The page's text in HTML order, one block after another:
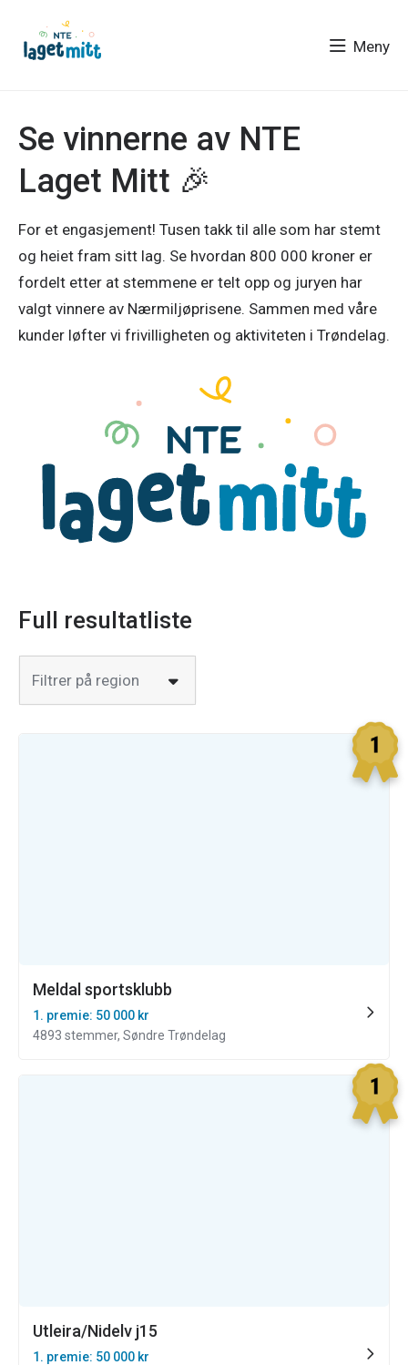
Meny
Se vinnerne av NTE
Laget Mitt 🎉
For et engasjement! Tusen takk til alle som har stemt
og heiet fram sitt lag. Se hvordan 800 000 kroner er
fordelt etter at stemmene er telt opp og juryen har
valgt vinnere av Nærmiljøprisene. Sammen med våre
kunder løfter vi frivilligheten og aktiviteten i Trøndelag.
Full resultatliste
Filtrer på region
Meldal sportsklubb
1. premie: 50 000 kr
4893 stemmer, Søndre Trøndelag
Utleira/Nidelv j15
1. premie: 50 000 kr